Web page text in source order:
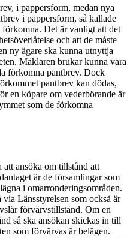
i pappersform, medan nya
i pappersform, så kallade
Det är vanligt att det
och att de måste
ny ägare ska kunna utnyttja
Mäklaren brukar kunna vara
förkomna pantbrev. Dock
pantbrev kan dödas,
en köpare om vederbörande är
som de förkomna
att ansöka om tillstånd att
är de församlingar som
i omarronderingsområden.
Länsstyrelsen som också är
förvärvstillstånd. Om en
så ska ansökan skickas in till
som förvärvas är belägen.